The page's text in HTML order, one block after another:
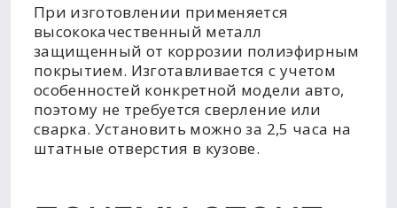
При изготовлении применяется
высококачественный металл
защищенный от коррозии полиэфирным
покрытием. Изготавливается с учетом
особенностей конкретной модели авто,
поэтому не требуется сверление или
сварка. Установить можно за 2,5 часа на
штатные отверстия в кузове.